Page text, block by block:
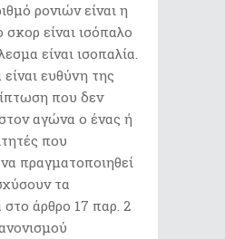
ρονιών είναι η
σκορ είναι ισόπαλο
είναι ισοπαλία.
είναι ευθύνη της
που δεν
αγώνα ο ένας ή
που
πραγματοποιηθεί
τα
άρθρο 17 παρ. 2